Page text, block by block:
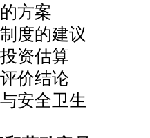
方案
度的建议
资估算
价结论
安全卫生